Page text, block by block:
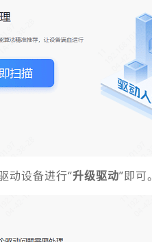
动设备进行“升级驱动”即可。